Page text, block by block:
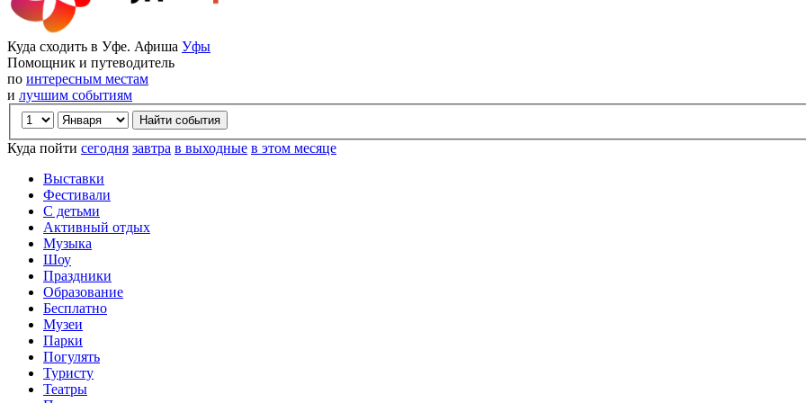
Куда сходить в Уфе. Афиша Уфы
Помощник и путеводитель
по интересным местам
и лучшим событиям
Куда пойти сегодня завтра в выходные в этом месяце
Выставки
Фестивали
С детьми
Активный отдых
Музыка
Шоу
Праздники
Образование
Бесплатно
Музеи
Парки
Погулять
Туристу
Театры